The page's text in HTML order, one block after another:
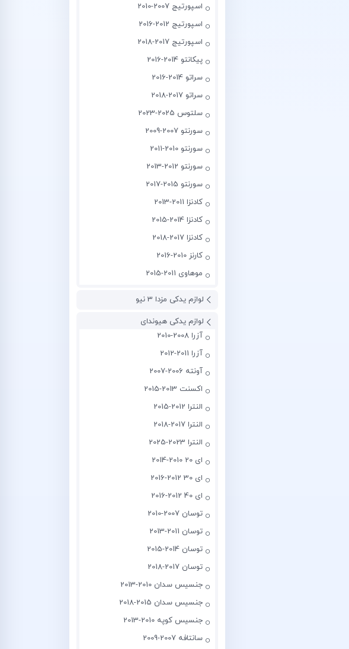
اسپورتیج 2007-2010
اسپورتیج 2012-2016
اسپورتیج 2017-2018
پیکانتو 2014-2016
سراتو 2014-2016
سراتو 2017-2018
سلتوس 2025-2023
سورنتو 2007-2009
سورنتو 2010-2011
سورنتو 2012-2013
سورنتو 2015-2017
کادنزا 2011-2013
کادنزا 2014-2015
کادنزا 2017-2018
کارنز 2010-2016
موهاوی 2011-2015
لوازم یدکی مزدا 3 نیو
لوازم یدکی هیوندای
آزرا 2008-2010
آزرا 2011-2012
آونته 2006-2007
اکسنت 2013-2015
النترا 2012-2015
النترا 2017-2018
النترا 2023-2025
ای 20 2010-2014
ای 30 2012-2016
ای 40 2012-2016
توسان 2007-2010
توسان 2011-2013
توسان 2014-2015
توسان 2017-2018
جنسیس سدان 2010-2013
جنسیس سدان 2015-2018
جنسیس کوپه 2010-2013
سانتافه 2007-2009